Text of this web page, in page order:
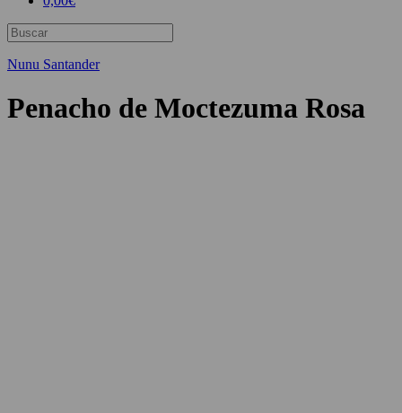
Nunu Santander
Penacho de Moctezuma Rosa